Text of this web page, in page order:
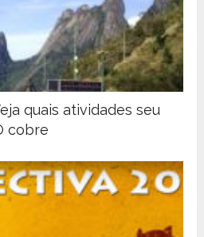
quais atividades seu
cobre